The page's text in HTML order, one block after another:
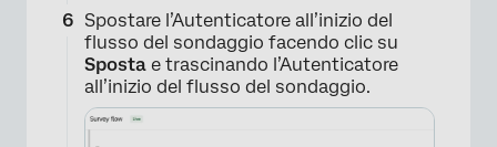
Spostare l’Autenticatore all’inizio del
flusso del sondaggio facendo clic su
Sposta e trascinando l’Autenticatore
all’inizio del flusso del sondaggio.